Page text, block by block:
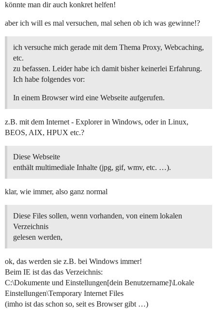
könnte man dir auch konkret helfen!
aber ich will es mal versuchen, mal sehen ob ich was gewinne!?
ich versuche mich gerade mit dem Thema Proxy, Webcaching,
etc.
zu befassen. Leider habe ich damit bisher keinerlei Erfahrung.
Ich habe folgendes vor:
In einem Browser wird eine Webseite aufgerufen.
z.B. mit dem Internet - Explorer in Windows, oder in Linux,
BEOS, AIX, HPUX etc.?
Diese Webseite
enthält multimediale Inhalte (jpg, gif, wmv, etc. …).
klar, wie immer, also ganz normal
Diese Files sollen, wenn vorhanden, von einem lokalen
Verzeichnis
gelesen werden,
ok, das werden sie z.B. bei Windows immer!
Beim IE ist das das Verzeichnis:
C:\Dokumente und Einstellungen[dein Benutzername]\Lokale
Einstellungen\Temporary Internet Files
(imho ist das schon so, seit es Browser gibt …)